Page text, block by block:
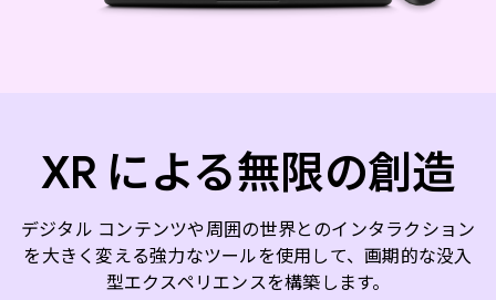
XR による無限の創造
デジタル コンテンツや周囲の世界とのインタラクション
を大きく変える強力なツールを使用して、画期的な没入
型エクスペリエンスを構築します。